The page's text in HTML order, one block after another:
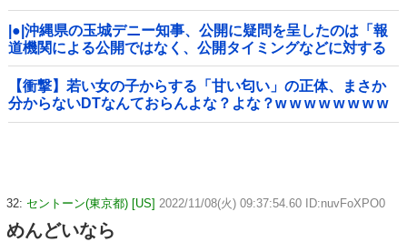
|●|沖縄県の玉城デニー知事、公開に疑問を呈したのは「報
道機関による公開ではなく、公開タイミングなどに対する
ものだった」とよくわからない説明
【衝撃】若い女の子からする「甘い匂い」の正体、まさか
分からないDTなんておらんよな？よな？w w w w w w w w
w w w
32: セントーン(東京都) [US] 2022/11/08(火) 09:37:54.60 ID:nuvFoXPO0
めんどいなら